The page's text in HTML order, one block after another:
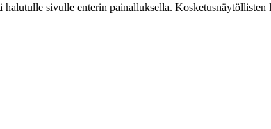
sivulle enterin painalluksella.